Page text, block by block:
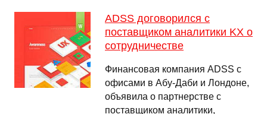
ADSS договорился с
поставщиком аналитики KX о
сотрудничестве
Финансовая компания ADSS с
офисами в Абу-Даби и Лондоне,
объявила о партнерстве с
поставщиком аналитики,